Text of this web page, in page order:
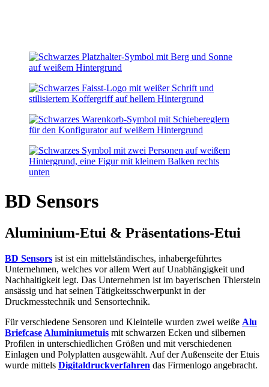
BD Sensors
Aluminium-Etui & Präsentations-Etui
BD Sensors ist ist ein mittelständisches, inhabergeführtes
Unternehmen, welches vor allem Wert auf Unabhängigkeit und
Nachhaltigkeit legt. Das Unternehmen ist im bayerischen Thierstein
ansässig und hat seinen Tätigkeitsschwerpunkt in der
Druckmesstechnik und Sensortechnik.
Für verschiedene Sensoren und Kleinteile wurden zwei weiße Alu
Briefcase Aluminiumetuis mit schwarzen Ecken und silbernen
Profilen in unterschiedlichen Größen und mit verschiedenen
Einlagen und Polyplatten ausgewählt. Auf der Außenseite der Etuis
wurde mittels Digitaldruckverfahren das Firmenlogo angebracht.